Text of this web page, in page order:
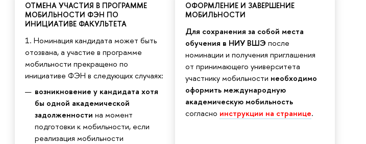
ОТМЕНА УЧАСТИЯ В ПРОГРАММЕ
МОБИЛЬНОСТИ ФЭН ПО
ИНИЦИАТИВЕ ФАКУЛЬТЕТА
1. Номинация кандидата может быть
отозвана, а участие в программе
мобильности прекращено по
инициативе ФЭН в следующих случаях:
возникновение у кандидата хотя
бы одной академической
задолженности на момент
подготовки к мобильности, если
реализация мобильности
ОФОРМЛЕНИЕ И ЗАВЕРШЕНИЕ
МОБИЛЬНОСТИ
Для сохранения за собой места
обучения в НИУ ВШЭ после
номинации и получения приглашения
от принимающего университета
участнику мобильности необходимо
оформить международную
академическую мобильность
согласно инструкции на странице.